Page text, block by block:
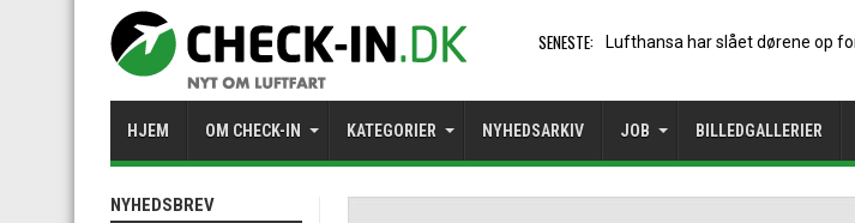
SENESTE: Trods vækst: Mangler rejs
HJEM OM CHECK-IN KATEGORIER NYHEDSARKIV JOB BILLEDGALLERIER
NYHEDSBREV